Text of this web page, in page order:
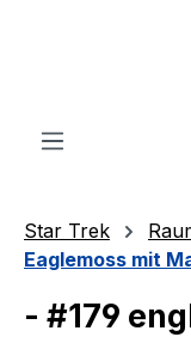
Star Trek
Eaglemoss mit
- #179